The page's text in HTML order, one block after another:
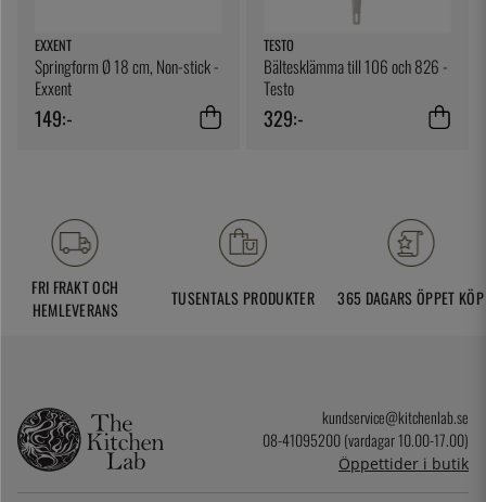
EXXENT
Springform Ø 18 cm, Non-stick -
Exxent
149:-
TESTO
Bältesklämma till 106 och 826 -
Testo
329:-
FRI FRAKT OCH
HEMLEVERANS
TUSENTALS PRODUKTER 365 DAGARS ÖPPET KÖP
kundservice@kitchenlab.se
08-41095200 (vardagar 10.00-17.00)
Öppettider i butik